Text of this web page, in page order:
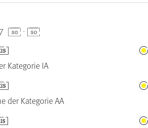
-
Kategorie IA
der Kategorie AA